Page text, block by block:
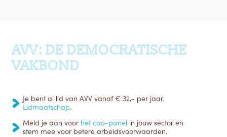
AVV: DE DEMOCRATISCHE
VAKBOND
Je bent al lid van AVV vanaf € 32,- per jaar.
Lidmaatschap.
Meld je aan voor het cao-panel in jouw sector en
stem mee voor betere arbeidsvoorwaarden.